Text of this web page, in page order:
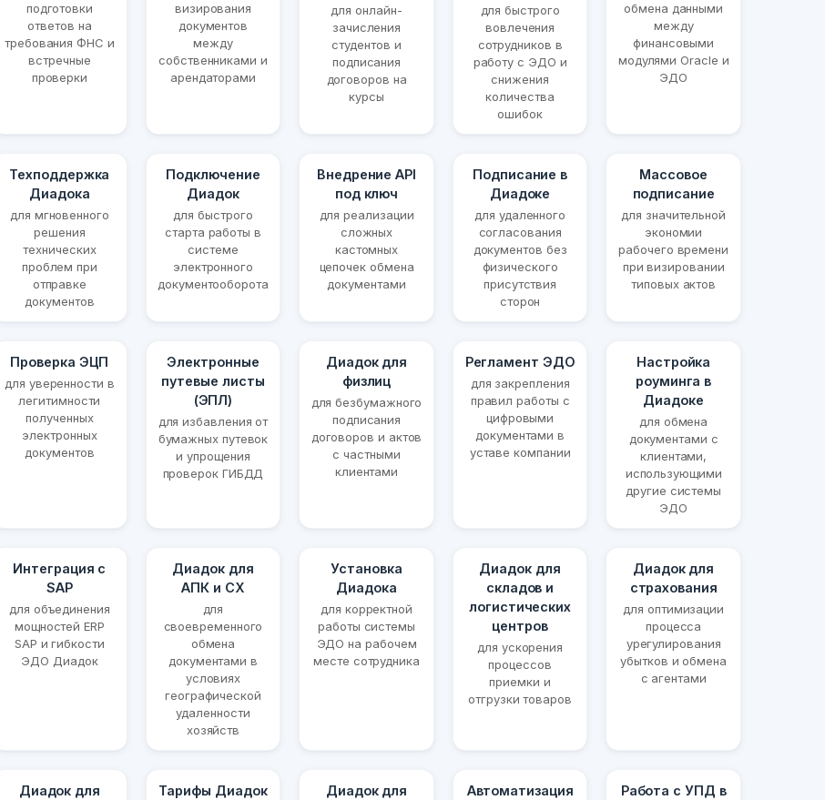
подготовки
ответов на
требования ФНС и
встречные
проверки
визирования
документов
между
собственниками и
арендаторами
для онлайн-
зачисления
студентов и
подписания
договоров на
курсы
для быстрого
вовлечения
сотрудников в
работу с ЭДО и
снижения
количества
ошибок
обмена данными
между
финансовыми
модулями Oracle и
ЭДО
Техподдержка
Диадока
для мгновенного
решения
технических
проблем при
отправке
документов
Подключение
Диадок
для быстрого
старта работы в
системе
электронного
документооборота
Внедрение API
под ключ
для реализации
сложных
кастомных
цепочек обмена
документами
Подписание в
Диадоке
для удаленного
согласования
документов без
физического
присутствия
сторон
Массовое
подписание
для значительной
экономии
рабочего времени
при визировании
типовых актов
Проверка ЭЦП
для уверенности в
легитимности
полученных
электронных
документов
Электронные
путевые листы
(ЭПЛ)
для избавления от
бумажных путевок
и упрощения
проверок ГИБДД
Диадок для
физлиц
для безбумажного
подписания
договоров и актов
с частными
клиентами
Регламент ЭДО
для закрепления
правил работы с
цифровыми
документами в
уставе компании
Настройка
роуминга в
Диадоке
для обмена
документами с
клиентами,
использующими
другие системы
ЭДО
Интеграция с
SAP
для объединения
мощностей ERP
SAP и гибкости
ЭДО Диадок
Диадок для
АПК и СХ
для
своевременного
обмена
документами в
условиях
географической
удаленности
хозяйств
Установка
Диадока
для корректной
работы системы
ЭДО на рабочем
месте сотрудника
Диадок для
складов и
логистических
центров
для ускорения
процессов
приемки и
отгрузки товаров
Диадок для
страхования
для оптимизации
процесса
урегулирования
убытков и обмена
с агентами
Диадок для
Тарифы Диадок
Диадок для
Автоматизация
Работа с УПД в